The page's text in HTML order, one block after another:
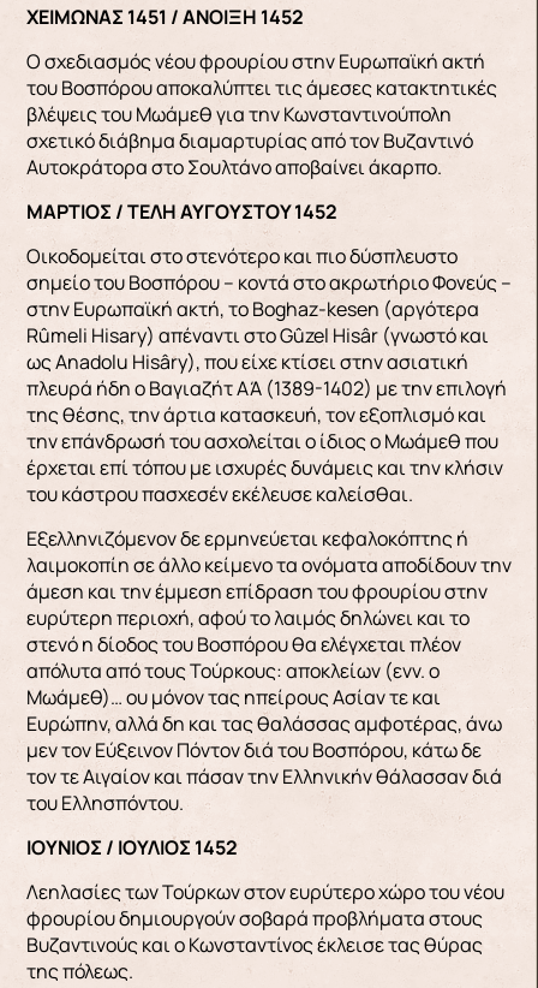
ΧΕΙΜΩΝΑΣ 1451 / ΑΝΟΙΞΗ 1452
Ο σχεδιασμός νέου φρουρίου στην Ευρωπαϊκή ακτή
του Βοσπόρου αποκαλύπτει τις άμεσες κατακτητικές
βλέψεις του Μωάμεθ για την Κωνσταντινούπολη
σχετικό διάβημα διαμαρτυρίας από τον Βυζαντινό
Αυτοκράτορα στο Σουλτάνο αποβαίνει άκαρπο.
ΜΑΡΤΙΟΣ / ΤΕΛΗ ΑΥΓΟΥΣΤΟΥ 1452
Οικοδομείται στο στενότερο και πιο δύσπλευστο
σημείο του Βοσπόρου – κοντά στο ακρωτήριο Φονεύς –
στην Ευρωπαϊκή ακτή, το Βoghaz-kesen (αργότερα
Rûmeli Hisary) απέναντι στο Gûzel Hisâr (γνωστό και
ως Αnadolu Hisâry), που είχε κτίσει στην ασιατική
πλευρά ήδη ο Βαγιαζήτ ΑΆ (1389-1402) με την επιλογή
της θέσης, την άρτια κατασκευή, τον εξοπλισμό και
την επάνδρωσή του ασχολείται ο ίδιος ο Μωάμεθ που
έρχεται επί τόπου με ισχυρές δυνάμεις και την κλήσιν
του κάστρου πασχεσέν εκέλευσε καλείσθαι.
Εξελληνιζόμενον δε ερμηνεύεται κεφαλοκόπτης ή
λαιμοκοπίη σε άλλο κείμενο τα ονόματα αποδίδουν την
άμεση και την έμμεση επίδραση του φρουρίου στην
ευρύτερη περιοχή, αφού το λαιμός δηλώνει και το
στενό η δίοδος του Βοσπόρου θα ελέγχεται πλέον
απόλυτα από τους Τούρκους: αποκλείων (ενν. ο
Μωάμεθ)… ου μόνον τας ηπείρους Ασίαν τε και
Ευρώπην, αλλά δη και τας θαλάσσας αμφοτέρας, άνω
μεν τον Εύξεινον Πόντον διά του Bοσπόρου, κάτω δε
τον τε Αιγαίον και πάσαν την Ελληνικήν θάλασσαν διά
του Ελλησπόντου.
ΙΟΥΝΙΟΣ / ΙΟΥΛΙΟΣ 1452
Λεηλασίες των Τούρκων στον ευρύτερο χώρο του νέου
φρουρίου δημιουργούν σοβαρά προβλήματα στους
Βυζαντινούς και ο Κωνσταντίνος έκλεισε τας θύρας
της πόλεως.